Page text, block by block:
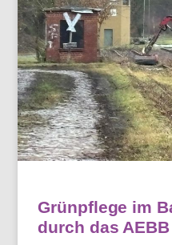
Grünpflege im
durch das AEBB